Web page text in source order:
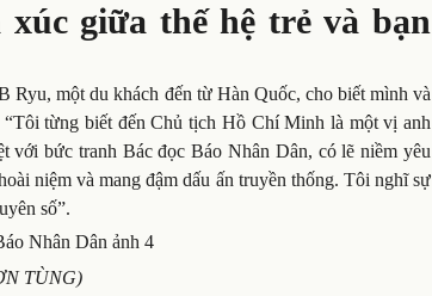
xúc giữa thế hệ trẻ và bạn
một du khách đến từ Hàn Quốc, cho biết mình và
từng biết đến Chủ tịch Hồ Chí Minh là một vị anh
với bức tranh Bác đọc Báo Nhân Dân, có lẽ niềm yêu
niệm và mang đậm dấu ấn truyền thống. Tôi nghĩ sự
số”.
TÙNG)